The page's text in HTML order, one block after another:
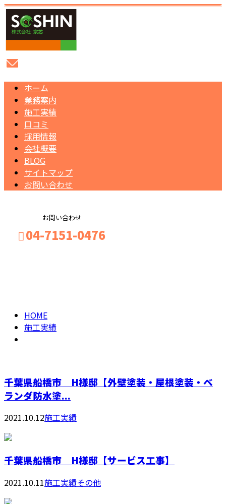
ホーム
業務案内
施工実績
口コミ
採用情報
会社概要
BLOG
サイトマップ
お問い合わせ
お問い合わせ
04-7151-0476
HOME
施工実績
千葉県船橋市 H様邸【外壁塗装・屋根塗装・ベ
ランダ防水塗...
2021.10.12施工実績
千葉県船橋市 H様邸【サービス工事】
2021.10.11施工実績その他